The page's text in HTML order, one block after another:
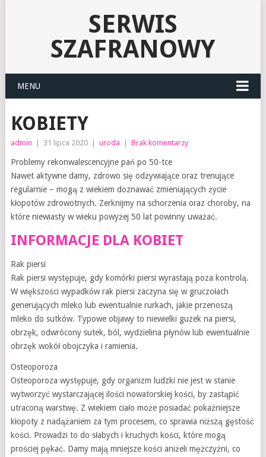
SERWIS
SZAFRANOWY
MENU
KOBIETY
admin 31 lipca 2020 uroda Brak komentarzy
Problemy rekonwalescencyjne pań po 50-tce
Nawet aktywne damy, zdrowo się odżywiające oraz trenujące
regularnie – mogą z wiekiem doznawać zmieniających życie
kłopotów zdrowotnych. Zerknijmy na schorzenia oraz choroby, na
które niewiasty w wieku powyżej 50 lat powinny uważać.
INFORMACJE DLA KOBIET
Rak piersi
Rak piersi występuje, gdy komórki piersi wyrastają poza kontrolą.
W większości wypadków rak piersi zaczyna się w gruczołach
generujących mleko lub ewentualnie rurkach, jakie przenoszą
mleko do sutków. Typowe objawy to niewielki guzek na piersi,
obrzęk, odwrócony sutek, ból, wydzielina płynów lub ewentualnie
obrzęk wokół obojczyka i ramienia.
Osteoporoza
Osteoporoza występuje, gdy organizm ludzki nie jest w stanie
wytworzyć wystarczającej ilości nowatorskiej kości, by zastąpić
utraconą warstwę. Z wiekiem ciało może posiadać pokaźniejsze
kłopoty z nadążaniem za tym procesem, co sprawia niższą gęstość
kości. Prowadzi to do słabych i kruchych kości, które mogą
prościej pękać. Damy mają mniejsze kości aniżeli mężczyźni, co